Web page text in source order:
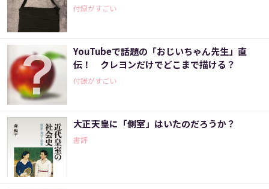
付録がすごい
YouTubeで話題の「おじいちゃん先生」直
伝！ クレヨンだけでどこまで描ける？
付録がすごい
大正天皇に「側室」はいたのだろうか？
書評